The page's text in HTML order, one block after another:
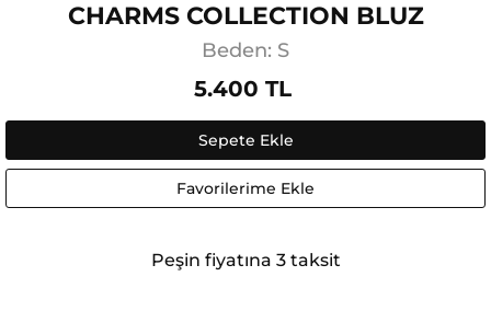
CHARMS COLLECTION BLUZ
Beden: S
5.400 TL
Sepete Ekle
Favorilerime Ekle
Peşin fiyatına 3 taksit